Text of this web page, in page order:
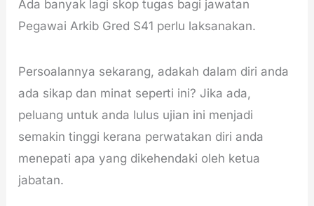
Ada banyak lagi skop tugas bagi jawatan
Pegawai Arkib Gred S41 perlu laksanakan.
Persoalannya sekarang, adakah dalam diri anda
ada sikap dan minat seperti ini? Jika ada,
peluang untuk anda lulus ujian ini menjadi
semakin tinggi kerana perwatakan diri anda
menepati apa yang dikehendaki oleh ketua
jabatan.